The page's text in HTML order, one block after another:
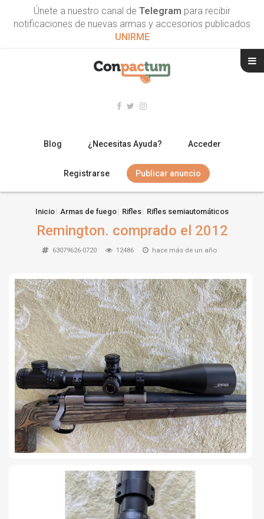
Únete a nuestro canal de Telegram para recibir
notificaciones de nuevas armas y accesorios publicados
UNIRME
Blog ¿Necesitas Ayuda? Acceder
Registrarse Publicar anuncio
ESCOPETAS
ARMAS CORTAS
TIRO Y COMPETICIÓN
AIRE COMPRIMIDO
OTRAS ARMAS
ACCESORIOS
Inicio Armas de fuego Rifles Rifles semiautomáticos
Remington. comprado el 2012
63079626-0720 12486 hace más de un año